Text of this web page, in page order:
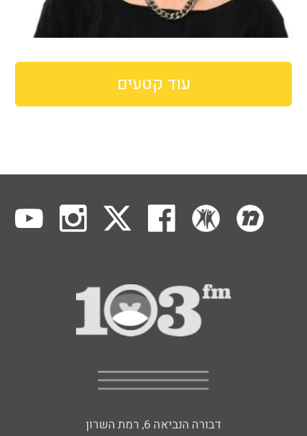
עוד קטעים
דבורה הנביאה 6, רמת השרון